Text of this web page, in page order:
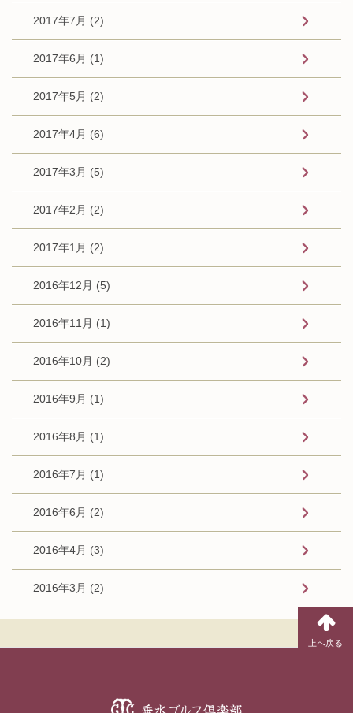
2017年7月 (2)
2017年6月 (1)
2017年5月 (2)
2017年4月 (6)
2017年3月 (5)
2017年2月 (2)
2017年1月 (2)
2016年12月 (5)
2016年11月 (1)
2016年10月 (2)
2016年9月 (1)
2016年8月 (1)
2016年7月 (1)
2016年6月 (2)
2016年4月 (3)
2016年3月 (2)